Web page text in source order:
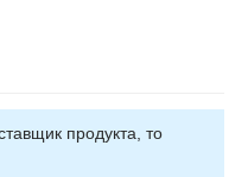
продукта, то